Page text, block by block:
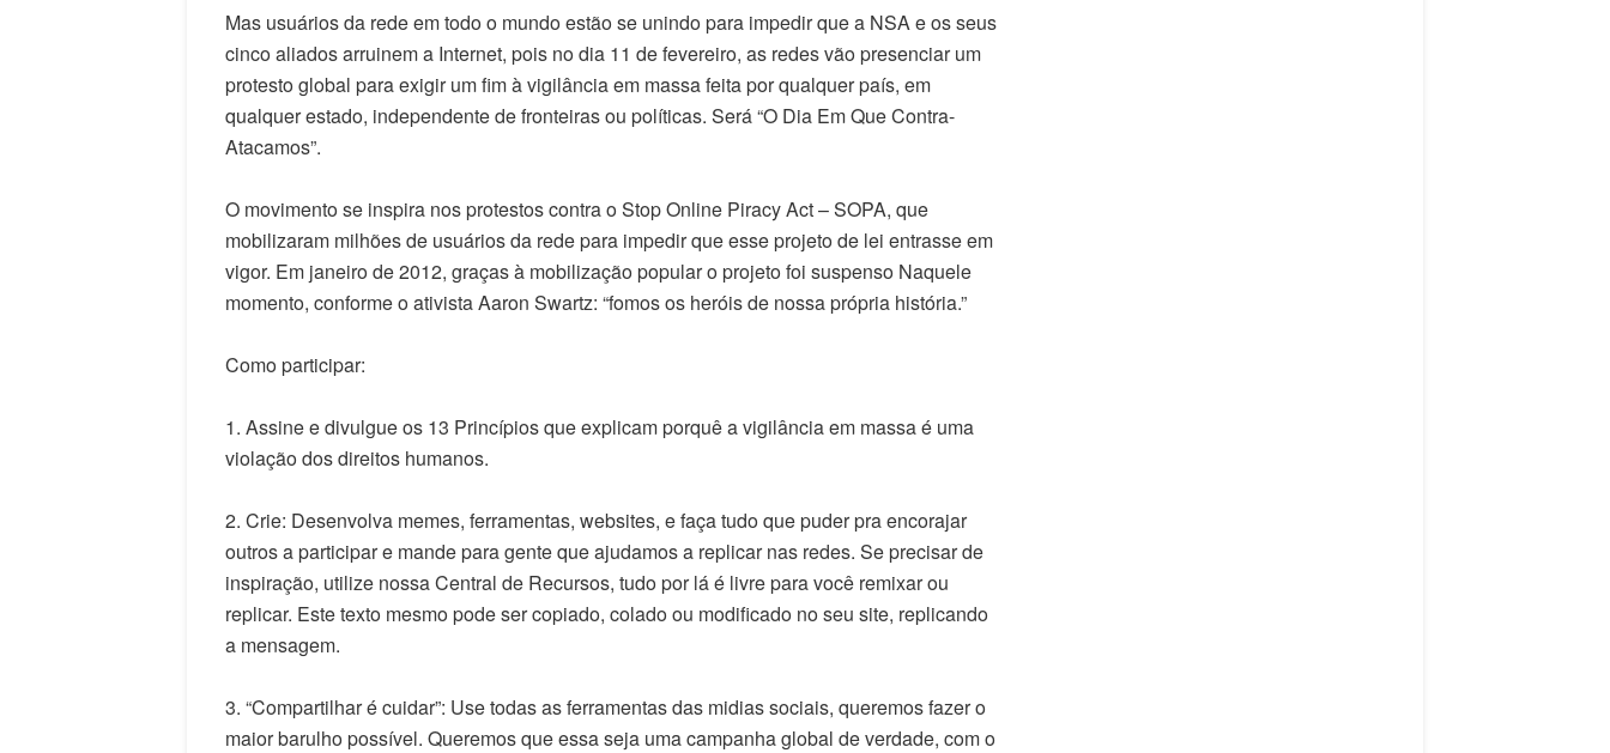
Mas usuários da rede em todo o mundo estão se unindo para impedir que a NSA e os seus
cinco aliados arruinem a Internet, pois no dia 11 de fevereiro, as redes vão presenciar um
protesto global para exigir um fim à vigilância em massa feita por qualquer país, em
qualquer estado, independente de fronteiras ou políticas. Será “O Dia Em Que Contra-
Atacamos”.
O movimento se inspira nos protestos contra o Stop Online Piracy Act – SOPA, que
mobilizaram milhões de usuários da rede para impedir que esse projeto de lei entrasse em
vigor. Em janeiro de 2012, graças à mobilização popular o projeto foi suspenso Naquele
momento, conforme o ativista Aaron Swartz: “fomos os heróis de nossa própria história.”
Como participar:
1. Assine e divulgue os 13 Princípios que explicam porquê a vigilância em massa é uma
violação dos direitos humanos.
2. Crie: Desenvolva memes, ferramentas, websites, e faça tudo que puder pra encorajar
outros a participar e mande para gente que ajudamos a replicar nas redes. Se precisar de
inspiração, utilize nossa Central de Recursos, tudo por lá é livre para você remixar ou
replicar. Este texto mesmo pode ser copiado, colado ou modificado no seu site, replicando
a mensagem.
3. “Compartilhar é cuidar”: Use todas as ferramentas das midias sociais, queremos fazer o
maior barulho possível. Queremos que essa seja uma campanha global de verdade, com o